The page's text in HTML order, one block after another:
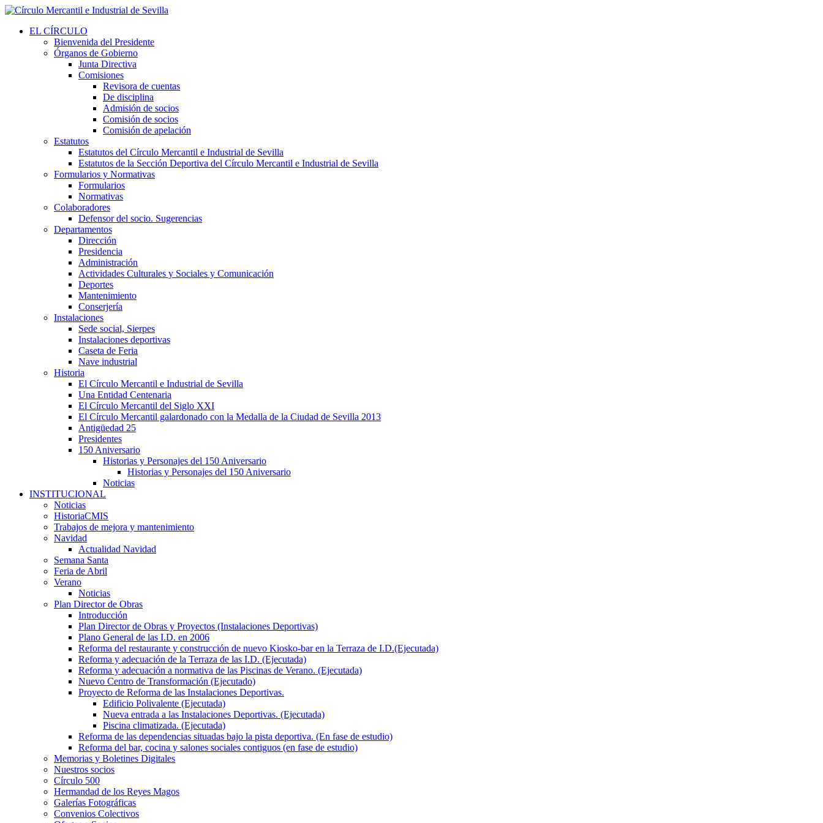
EL CÍRCULO
Bienvenida del Presidente
Órganos de Gobierno
Junta Directiva
Comisiones
Revisora de cuentas
De disciplina
Admisión de socios
Comisión de socios
Comisión de apelación
Estatutos
Estatutos del Círculo Mercantil e Industrial de Sevilla
Estatutos de la Sección Deportiva del Círculo Mercantil e Industrial de Sevilla
Formularios y Normativas
Formularios
Normativas
Colaboradores
Defensor del socio. Sugerencias
Departamentos
Dirección
Presidencia
Administración
Actividades Culturales y Sociales y Comunicación
Deportes
Mantenimiento
Conserjería
Instalaciones
Sede social, Sierpes
Instalaciones deportivas
Caseta de Feria
Nave industrial
Historia
El Círculo Mercantil e Industrial de Sevilla
Una Entidad Centenaria
El Círculo Mercantil del Siglo XXI
El Círculo Mercantil galardonado con la Medalla de la Ciudad de Sevilla 2013
Antigüedad 25
Presidentes
150 Aniversario
Historias y Personajes del 150 Aniversario
Historias y Personajes del 150 Aniversario
Noticias
INSTITUCIONAL
Noticias
HistoriaCMIS
Trabajos de mejora y mantenimiento
Navidad
Actualidad Navidad
Semana Santa
Feria de Abril
Verano
Noticias
Plan Director de Obras
Introducción
Plan Director de Obras y Proyectos (Instalaciones Deportivas)
Plano General de las I.D. en 2006
Reforma del restaurante y construcción de nuevo Kiosko-bar en la Terraza de I.D.(Ejecutada)
Reforma y adecuación de la Terraza de las I.D. (Ejecutada)
Reforma y adecuación a normativa de las Piscinas de Verano. (Ejecutada)
Nuevo Centro de Transformación (Ejecutado)
Proyecto de Reforma de las Instalaciones Deportivas.
Edificio Polivalente (Ejecutada)
Nueva entrada a las Instalaciones Deportivas. (Ejecutada)
Piscina climatizada. (Ejecutada)
Reforma de las dependencias situadas bajo la pista deportiva. (En fase de estudio)
Reforma del bar, cocina y salones sociales contiguos (en fase de estudio)
Memorias y Boletines Digitales
Nuestros socios
Círculo 500
Hermandad de los Reyes Magos
Galerías Fotográficas
Convenios Colectivos